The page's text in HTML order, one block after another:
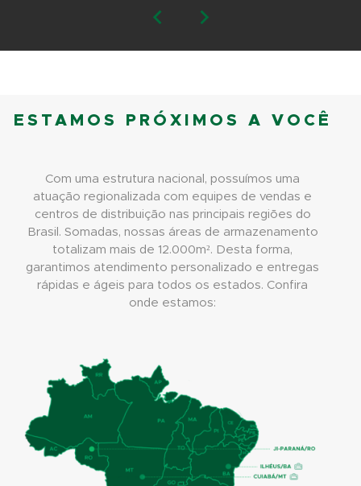
ESTAMOS PRÓXIMOS A VOCÊ
Com uma estrutura nacional, possuímos uma
atuação regionalizada com equipes de vendas e
centros de distribuição nas principais regiões do
Brasil. Somadas, nossas áreas de armazenamento
totalizam mais de 12.000m². Desta forma,
garantimos atendimento personalizado e entregas
rápidas e ágeis para todos os estados. Confira
onde estamos: